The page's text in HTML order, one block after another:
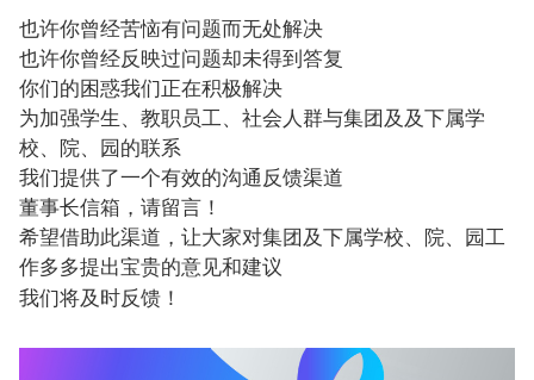
也许你曾经苦恼有问题而无处解决
也许你曾经反映过问题却未得到答复
你们的困惑我们正在积极解决
为加强学生、教职员工、社会人群与集团及及下属学
校、院、园的联系
我们提供了一个有效的沟通反馈渠道
董事长信箱，请留言！
希望借助此渠道，让大家对集团及下属学校、院、园工
作多多提出宝贵的意见和建议
我们将及时反馈！